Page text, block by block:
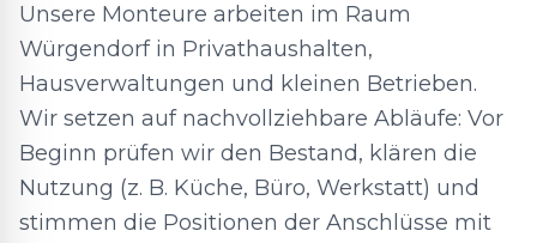
Unsere Monteure arbeiten im Raum
Würgendorf in Privathaushalten,
Hausverwaltungen und kleinen Betrieben.
Wir setzen auf nachvollziehbare Abläufe: Vor
Beginn prüfen wir den Bestand, klären die
Nutzung (z. B. Küche, Büro, Werkstatt) und
stimmen die Positionen der Anschlüsse mit